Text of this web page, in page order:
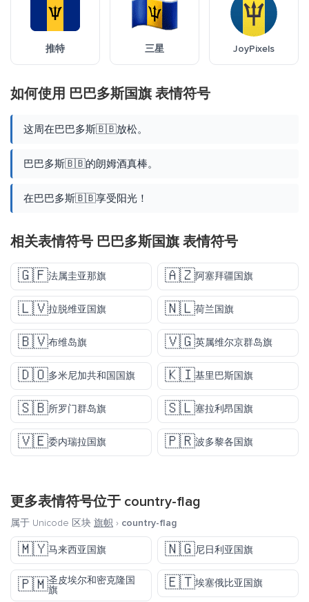
推特 三星 JoyPixels
如何使用 巴巴多斯国旗 表情符号
这周在巴巴多斯🇧🇧放松。
巴巴多斯🇧🇧的朗姆酒真棒。
在巴巴多斯🇧🇧享受阳光！
相关表情符号 巴巴多斯国旗 表情符号
🇬🇫法属圭亚那旗 🇦🇿阿塞拜疆国旗
🇱🇻拉脱维亚国旗 🇳🇱荷兰国旗
🇧🇻布维岛旗 🇻🇬英属维尔京群岛旗
🇩🇴多米尼加共和国国旗 🇰🇮基里巴斯国旗
🇸🇧所罗门群岛旗 🇸🇱塞拉利昂国旗
🇻🇪委内瑞拉国旗 🇵🇷波多黎各国旗
更多表情符号位于 country-flag
属于 Unicode 区块 旗帜 › country-flag
🇲🇾马来西亚国旗 🇳🇬尼日利亚国旗
🇵🇲圣皮埃尔和密克隆国
旗
🇪🇹埃塞俄比亚国旗